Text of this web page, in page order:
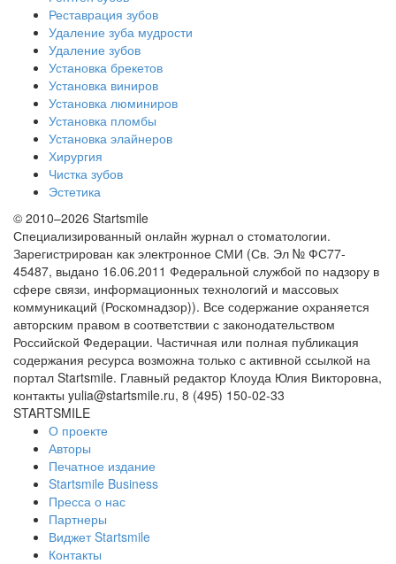
Реставрация зубов
Удаление зуба мудрости
Удаление зубов
Установка брекетов
Установка виниров
Установка люминиров
Установка пломбы
Установка элайнеров
Хирургия
Чистка зубов
Эстетика
© 2010–2026 Startsmile
Специализированный онлайн журнал о стоматологии.
Зарегистрирован как электронное СМИ (Св. Эл № ФС77-
45487, выдано 16.06.2011 Федеральной службой по надзору в
сфере связи, информационных технологий и массовых
коммуникаций (Роскомнадзор)). Все содержание охраняется
авторским правом в соответствии с законодательством
Российской Федерации. Частичная или полная публикация
содержания ресурса возможна только с активной ссылкой на
портал Startsmile. Главный редактор Клоуда Юлия Викторовна,
контакты yulia@startsmile.ru, 8 (495) 150-02-33
STARTSMILE
О проекте
Авторы
Печатное издание
Startsmile Business
Пресса о нас
Партнеры
Виджет Startsmile
Контакты